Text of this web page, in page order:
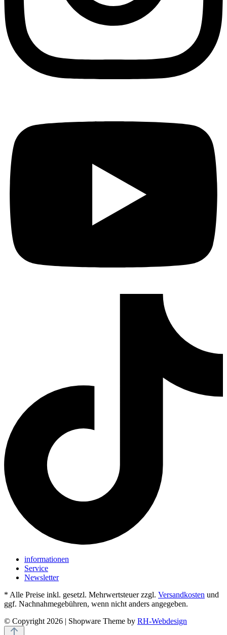
informationen
Service
Newsletter
* Alle Preise inkl. gesetzl. Mehrwertsteuer zzgl. Versandkosten und
ggf. Nachnahmegebühren, wenn nicht anders angegeben.
© Copyright 2026 | Shopware Theme by RH-Webdesign